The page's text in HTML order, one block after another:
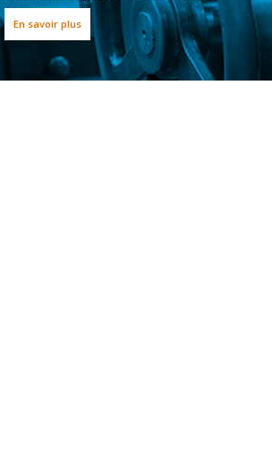
En savoir plus